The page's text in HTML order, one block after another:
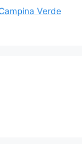
Verde